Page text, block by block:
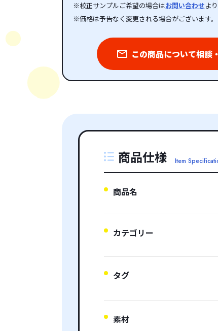
※校正サンプルご希望の場合はお問い合わせよ
※価格は予告なく変更される場合がございます。
この商品について相談
商品仕様 Item
商品名
カテゴリー
タグ
素材